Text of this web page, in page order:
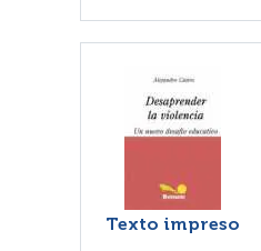
Texto impreso